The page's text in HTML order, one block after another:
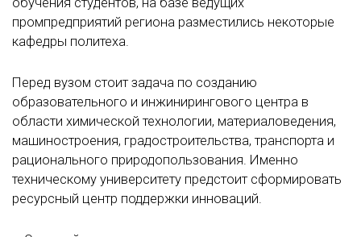
промпредприятий региона разместились некоторые
кафедры политеха.
Перед вузом стоит задача по созданию
образовательного и инжинирингового центра в
области химической технологии, материаловедения,
машиностроения, градостроительства, транспорта и
рационального природопользования. Именно
техническому университету предстоит сформировать
ресурсный центр поддержки инноваций.